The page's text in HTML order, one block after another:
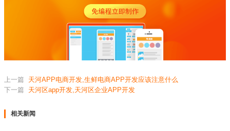
上一篇
天河APP电商开发,生鲜电商APP开发应该注意什么
下一篇
天河区app开发,天河区企业APP开发
相关新闻